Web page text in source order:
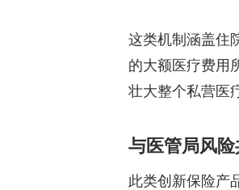
这类机制涵盖住
的大额医疗费用
壮大整个私营医
与医管局风
此类创新保险产